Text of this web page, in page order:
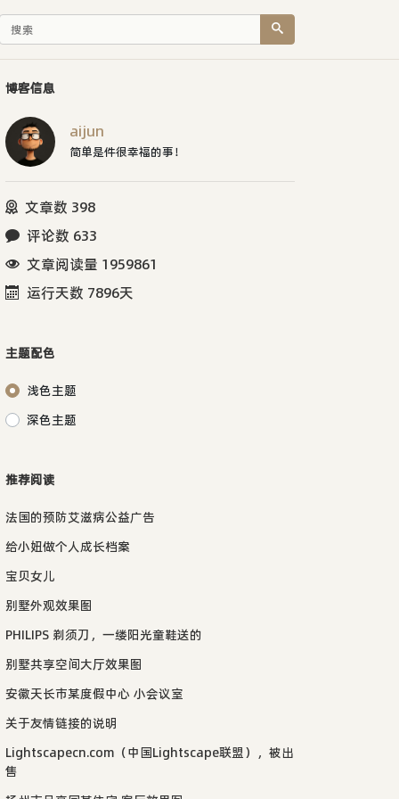
博客信息
aijun
简单是件很幸福的事！
文章数 398
评论数 633
文章阅读量 1959861
运行天数 7896天
主题配色
浅色主题
深色主题
推荐阅读
法国的预防艾滋病公益广告
给小妞做个人成长档案
宝贝女儿
别墅外观效果图
PHILIPS 剃须刀，一缕阳光童鞋送的
别墅共享空间大厅效果图
安徽天长市某度假中心 小会议室
关于友情链接的说明
Lightscapecn.com（中国Lightscape联盟），被出
售